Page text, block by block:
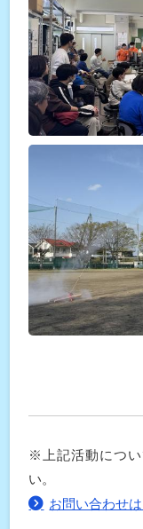
※上記活動につ
い。
お問い合わせ